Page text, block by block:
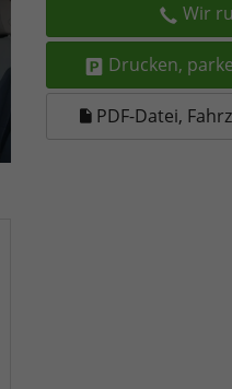
Wir
Drucken,
PDF-Datei,